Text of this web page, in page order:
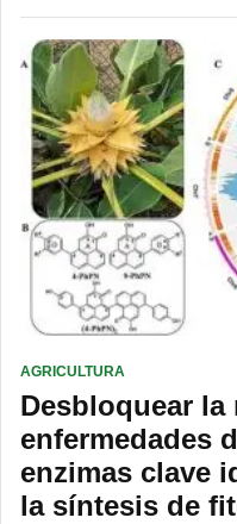
AGRICULTURA
Desbloquear la
enfermedades
enzimas clave
la síntesis de